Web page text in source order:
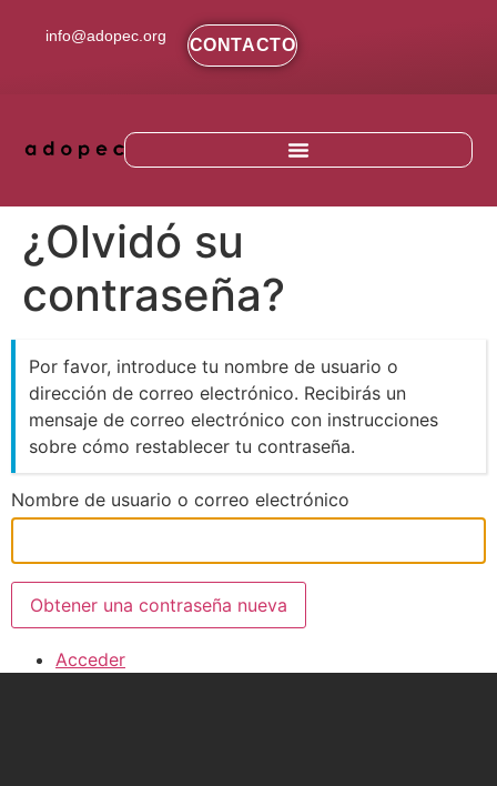
info@adopec.org CONTACTO
¿Olvidó su
contraseña?
Por favor, introduce tu nombre de usuario o
dirección de correo electrónico. Recibirás un
mensaje de correo electrónico con instrucciones
sobre cómo restablecer tu contraseña.
Nombre de usuario o correo electrónico
Obtener una contraseña nueva
Acceder